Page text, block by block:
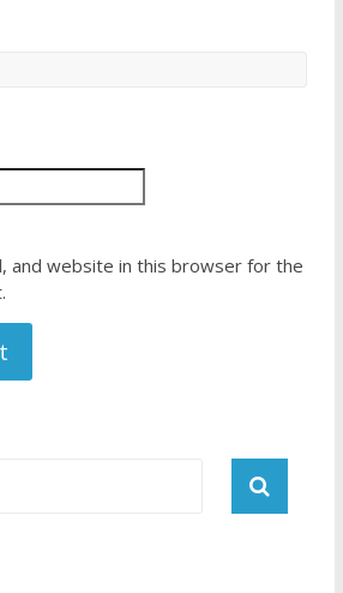
and website in this browser for the